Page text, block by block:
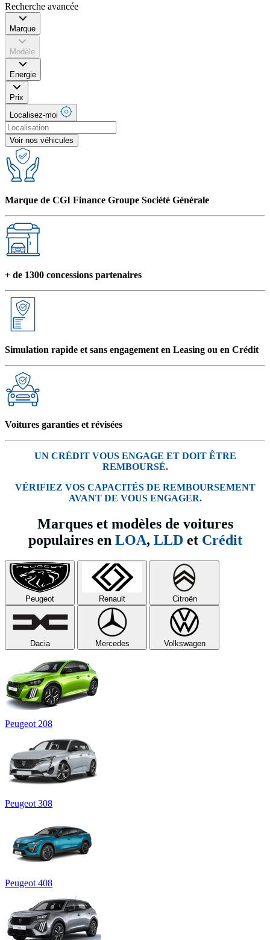
Recherche avancée
Marque
Modèle
Energie
Prix
Localisez-moi
Voir nos véhicules
Marque de CGI Finance Groupe Société Générale
+ de 1300 concessions partenaires
Simulation rapide et sans engagement en Leasing ou en Crédit
Voitures garanties et révisées
UN CRÉDIT VOUS ENGAGE ET DOIT ÊTRE
REMBOURSÉ.
VÉRIFIEZ VOS CAPACITÉS DE REMBOURSEMENT
AVANT DE VOUS ENGAGER.
Marques et modèles de voitures
populaires en LOA, LLD et Crédit
Peugeot Renault Citroën
Dacia Mercedes Volkswagen
Peugeot 208
Peugeot 308
Peugeot 408